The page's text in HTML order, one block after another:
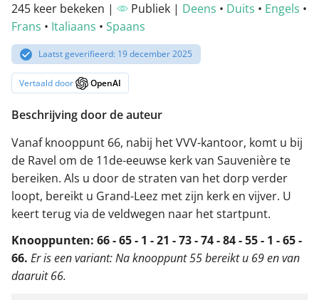
245 keer bekeken | Publiek | Deens • Duits • Engels •
Frans • Italiaans • Spaans
Laatst geverifieerd: 19 december 2025
Vertaald door OpenAI
Beschrijving door de auteur
Vanaf knooppunt 66, nabij het VVV-kantoor, komt u bij
de Ravel om de 11de-eeuwse kerk van Sauvenière te
bereiken. Als u door de straten van het dorp verder
loopt, bereikt u Grand-Leez met zijn kerk en vijver. U
keert terug via de veldwegen naar het startpunt.
Knooppunten: 66 - 65 - 1 - 21 - 73 - 74 - 84 - 55 - 1 - 65 -
66. Er is een variant: Na knooppunt 55 bereikt u 69 en van
daaruit 66.